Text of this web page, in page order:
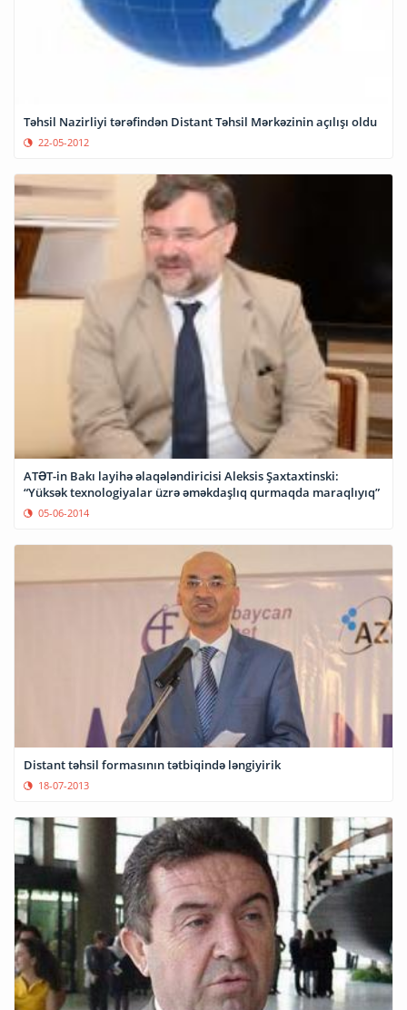
Təhsil Nazirliyi tərəfindən Distant Təhsil Mərkəzinin açılışı oldu
22-05-2012
ATƏT-in Ba­kı la­yi­hə əla­qə­lən­di­ri­ci­si Alek­sis Şax­tax­tins­ki:
“Yüksək texnologiyalar üz­rə əməkdaşlıq qurmaqda maraqlıyıq”
05-06-2014
Distant təhsil formasının tətbiqində ləngiyirik
18-07-2013